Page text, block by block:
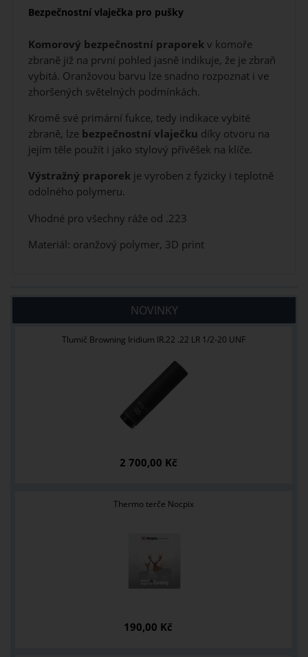
Bezpečnostní vlaječka pro pušky
Komorový bezpečnostní praporekv komoře
zbraně již na první pohled jasně indikuje, že je zbraň
vybitá. Oranžovou barvu lze snadno rozpoznat i ve
zhoršených světelných podmínkách.
Kromě své primární fukce, tedy indikace vybité
zbraně, lze bezpečnostní vlaječku díky otvoru na
jejím těle použít i jako stylový přívěšek na klíče.
Výstražný praporekje vyroben z fyzicky i teplotně
odolného polymeru.
Vhodné pro všechny ráže od .223
Materiál: oranžový polymer, 3D print
NOVINKY
Tlumič Browning Iridium IR.22 .22 LR 1/2-20 UNF
2 700,00 Kč
Thermo terče Nocpix
190,00 Kč